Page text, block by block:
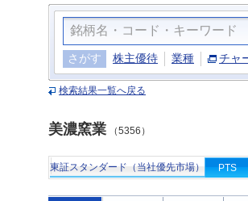
さがす 株主優待 業種 チャ
検索結果一覧へ戻る
美濃窯業 （5356）
東証スタンダード（当社優先市場） PTS